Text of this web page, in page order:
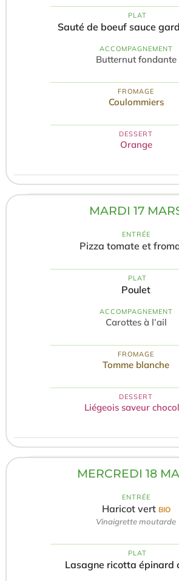
️ PLAT
Sauté de boeuf sauce
ACCOMPAGNEMENT
Butternut fondante
FROMAGE
Coulommiers
DESSERT
Orange
MARDI 17
ENTRÉE
Pizza tomate et
️ PLAT
Poulet
ACCOMPAGNEMENT
Carottes à l’ail
FROMAGE
Tomme blanche
DESSERT
Liégeois saveur
MERCREDI 18
ENTRÉE
Haricot vert BIO
Vinaigrette moutarde
️ PLAT
Lasagne ricotta épinard